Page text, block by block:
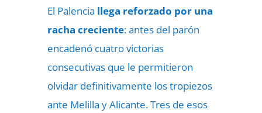
El Palencia llega reforzado por una
racha creciente: antes del parón
encadenó cuatro victorias
consecutivas que le permitieron
olvidar definitivamente los tropiezos
ante Melilla y Alicante. Tres de esos